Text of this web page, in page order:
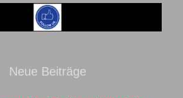
Neue Beiträge